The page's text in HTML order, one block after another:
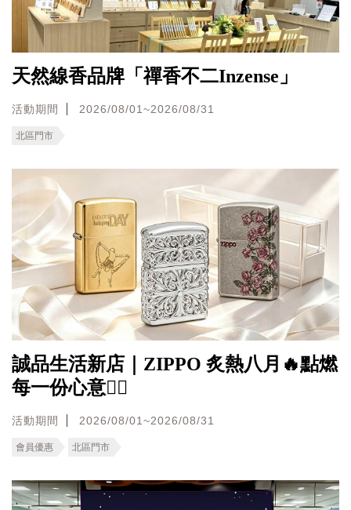
天然線香品牌「禪香不二Inzense」
活動期間 2026/08/01~2026/08/31
北區門市
誠品生活新店｜ZIPPO 炙熱八月🔥點燃
每一份心意❤️‍🔥
活動期間 2026/08/01~2026/08/31
會員優惠 北區門市